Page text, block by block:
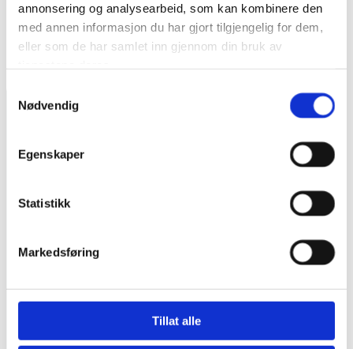
annonsering og analysearbeid, som kan kombinere den
med annen informasjon du har gjort tilgjengelig for dem,
eller som de har samlet inn gjennom din bruk av
Nødvendig
Egenskaper
Statistikk
Markedsføring
Tillat alle
Lindeberg Næringsvei 26
 22 90 51 51
 post@leimax.no